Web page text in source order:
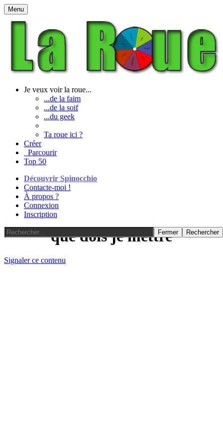
Menu
Je veux voir la roue...
...de la faim
...de la soif
...du geek
Ta roue ici ?
Créer
Parcourir
Top 50
Découvrir Spinocchio
Contacte-moi !
À propos ?
Connexion
Inscription
Fermer Rechercher
que dois je mettre
Signaler ce contenu